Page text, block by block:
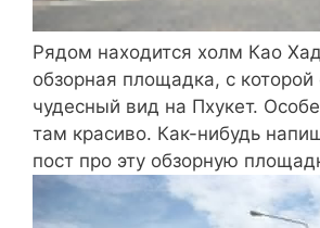
Рядом находится холм Као
обзорная площадка, с которой
чудесный вид на Пхукет.
там красиво. Как-нибудь
пост про эту обзорную